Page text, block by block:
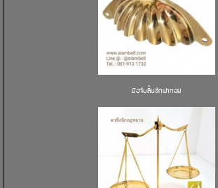
มือจับลิ้นชักฝาหอย